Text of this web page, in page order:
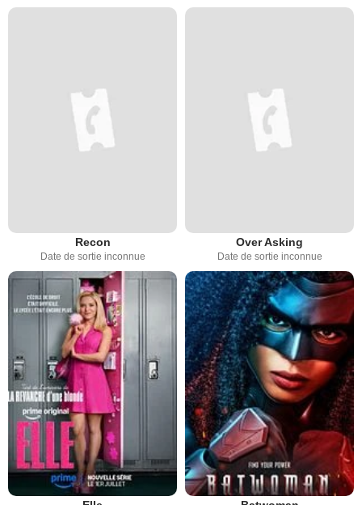
Recon
Date de sortie inconnue
Over Asking
Date de sortie inconnue